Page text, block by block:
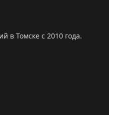
в Томске с 2010 года.